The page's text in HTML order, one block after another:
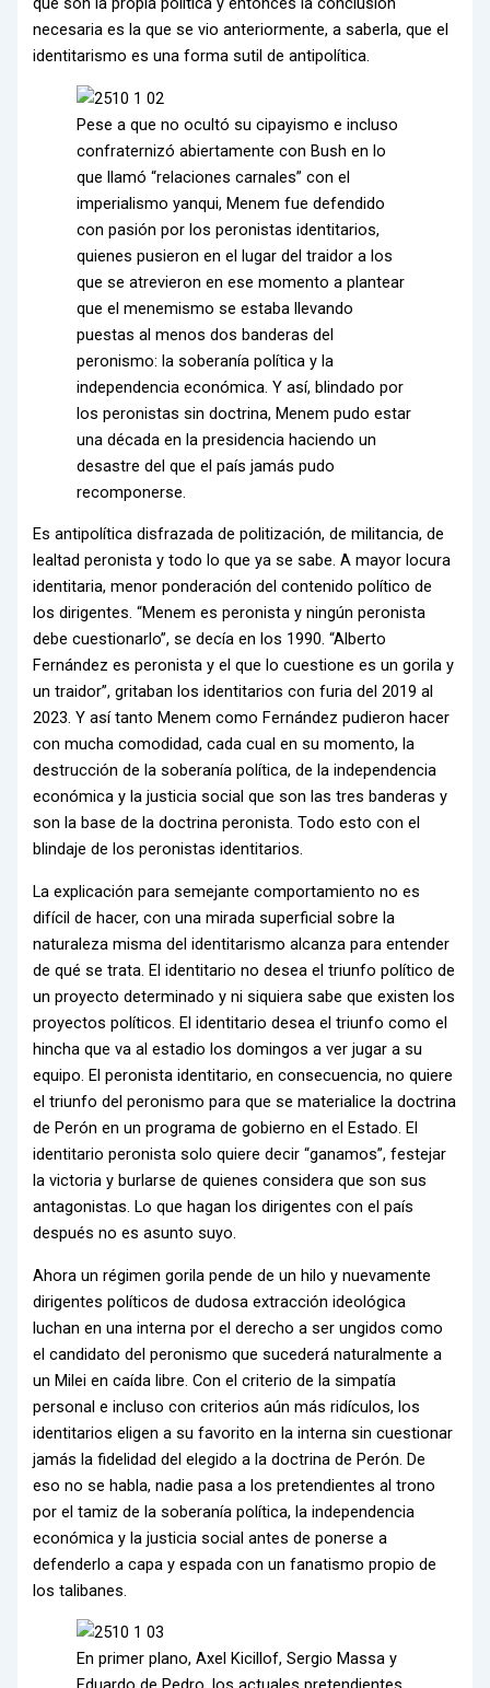
necesaria es la que se vio anteriormente, a saberla, que el
identitarismo es una forma sutil de antipolítica.
Pese a que no ocultó su cipayismo e incluso
confraternizó abiertamente con Bush en lo
que llamó “relaciones carnales” con el
imperialismo yanqui, Menem fue defendido
con pasión por los peronistas identitarios,
quienes pusieron en el lugar del traidor a los
que se atrevieron en ese momento a plantear
que el menemismo se estaba llevando
puestas al menos dos banderas del
peronismo: la soberanía política y la
independencia económica. Y así, blindado por
los peronistas sin doctrina, Menem pudo estar
una década en la presidencia haciendo un
desastre del que el país jamás pudo
recomponerse.
Es antipolítica disfrazada de politización, de militancia, de
lealtad peronista y todo lo que ya se sabe. A mayor locura
identitaria, menor ponderación del contenido político de
los dirigentes. “Menem es peronista y ningún peronista
debe cuestionarlo”, se decía en los 1990. “Alberto
Fernández es peronista y el que lo cuestione es un gorila y
un traidor”, gritaban los identitarios con furia del 2019 al
2023. Y así tanto Menem como Fernández pudieron hacer
con mucha comodidad, cada cual en su momento, la
destrucción de la soberanía política, de la independencia
económica y la justicia social que son las tres banderas y
son la base de la doctrina peronista. Todo esto con el
blindaje de los peronistas identitarios.
La explicación para semejante comportamiento no es
difícil de hacer, con una mirada superficial sobre la
naturaleza misma del identitarismo alcanza para entender
de qué se trata. El identitario no desea el triunfo político de
un proyecto determinado y ni siquiera sabe que existen los
proyectos políticos. El identitario desea el triunfo como el
hincha que va al estadio los domingos a ver jugar a su
equipo. El peronista identitario, en consecuencia, no quiere
el triunfo del peronismo para que se materialice la doctrina
de Perón en un programa de gobierno en el Estado. El
identitario peronista solo quiere decir “ganamos”, festejar
la victoria y burlarse de quienes considera que son sus
antagonistas. Lo que hagan los dirigentes con el país
después no es asunto suyo.
Ahora un régimen gorila pende de un hilo y nuevamente
dirigentes políticos de dudosa extracción ideológica
luchan en una interna por el derecho a ser ungidos como
el candidato del peronismo que sucederá naturalmente a
un Milei en caída libre. Con el criterio de la simpatía
personal e incluso con criterios aún más ridículos, los
identitarios eligen a su favorito en la interna sin cuestionar
jamás la fidelidad del elegido a la doctrina de Perón. De
eso no se habla, nadie pasa a los pretendientes al trono
por el tamiz de la soberanía política, la independencia
económica y la justicia social antes de ponerse a
defenderlo a capa y espada con un fanatismo propio de
los talibanes.
En primer plano, Axel Kicillof, Sergio Massa y